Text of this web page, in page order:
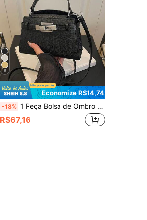
6
Economize R$14,74
-18% 1 Peça Bolsa de Ombro Elegante de Cor Sólida Clássica e Moderna para Mulheres, Decoração com Alça e Fivela de Metal, Bolsa Quadrada Casual Versátil e Chique de Estilo de Rua, Adequada para Compras, Transporte, Combinação Diária, Perfeita para Uso Diário de Mulheres
R$67,16